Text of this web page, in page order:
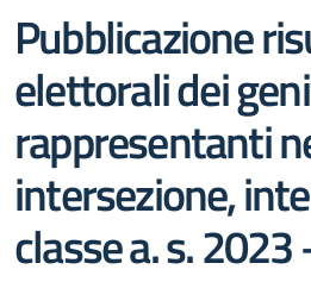
Pubblicazione
elettorali dei
rappresentanti
intersezione,
classe a. s.